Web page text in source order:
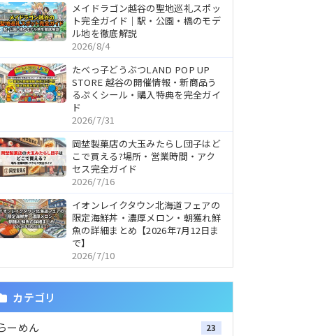
メイドラゴン越谷の聖地巡礼スポッ
ト完全ガイド｜駅・公園・橋のモデ
ル地を徹底解説
2026/8/4
たべっ子どうぶつLAND POP UP
STORE 越谷の開催情報・新商品う
るぷくシール・購入特典を完全ガイ
ド
2026/7/31
岡埜製菓店の大玉みたらし団子はど
こで買える?場所・営業時間・アク
セス完全ガイド
2026/7/16
イオンレイクタウン北海道フェアの
限定海鮮丼・濃厚メロン・朝獲れ鮮
魚の詳細まとめ【2026年7月12日ま
で】
2026/7/10
カテゴリ
ーめん 23